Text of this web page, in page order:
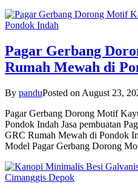
Pagar Gerbang
Rumah Mewah di
By panduPosted on August 23,
Pagar Gerbang Dorong Motif
Pondok Indah Jasa pembuatan
GRC Rumah Mewah di Pondok
Model Pagar Gerbang Dorong